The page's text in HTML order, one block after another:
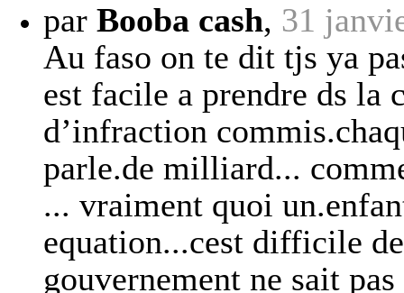
par Booba cash, 31
Au faso on te dit tjs ya
est facile a prendre ds la
d’infraction
parle.de milliard...
... vraiment quoi
equation...cest difficile
gouvernement ne sait